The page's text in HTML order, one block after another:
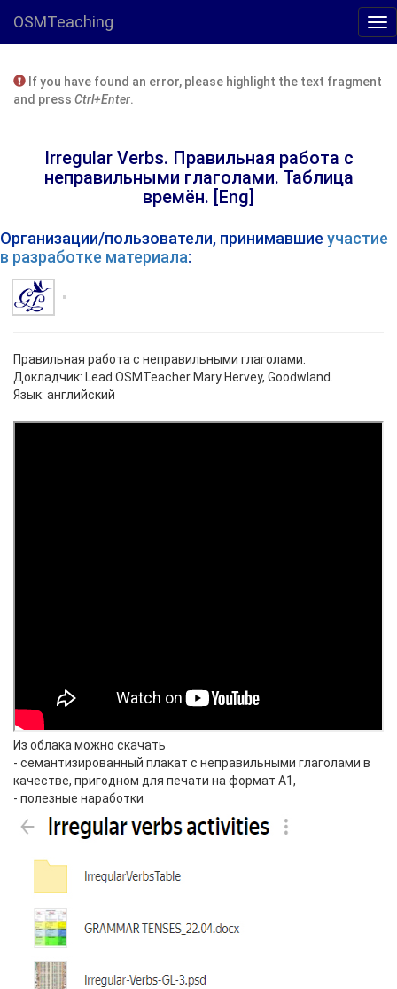
OSMTeaching
If you have found an error, please highlight the text fragment
and press Ctrl+Enter.
Irregular Verbs. Правильная работа с
неправильными глаголами. Таблица
времён. [Eng]
Организации/пользователи, принимавшиеучастие
в разработке материала:
Правильная работа с неправильными глаголами.
Докладчик: Lead OSMTeacher Mary Hervey, Goodwland.
Язык: английский
Из облака можно скачать
- семантизированный плакат с неправильными глаголами в
качестве, пригодном для печати на формат А1,
- полезные наработки